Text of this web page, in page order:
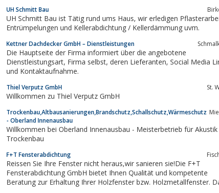
UH Schmitt Bau
UH Schmitt Bau ist Tätig rund ums Haus, wir erledigen Pflasterarbeiten,
Entrümpelungen und Kellerabdichtung / Kellerdämmung uvm.
Kettner Dachdecker GmbH – Dienstleistungen
Die Hauptseite der Firma informiert über die angebotene
Dienstleistungsart, Firma selbst, deren Lieferanten, Social Media Links
und Kontaktaufnahme.
Thiel Verputz GmbH St.
Willkommen zu Thiel Verputz GmbH
Trockenbau,Altbausanierungen,Brandschutz,Schallschutz,Wärmeschutz
- Oberland Innenausbau
Willkommen bei Oberland Innenausbau - Meisterbetrieb für
Trockenbau
F+T Fensterabdichtung
Reissen Sie Ihre Fenster nicht heraus,wir sanieren sie!Die F+T
Fensterabdichtung GmbH bietet Ihnen Qualität und kompetente
Beratung zur Erhaltung Ihrer Holzfenster bzw. Holzmetallfenster.